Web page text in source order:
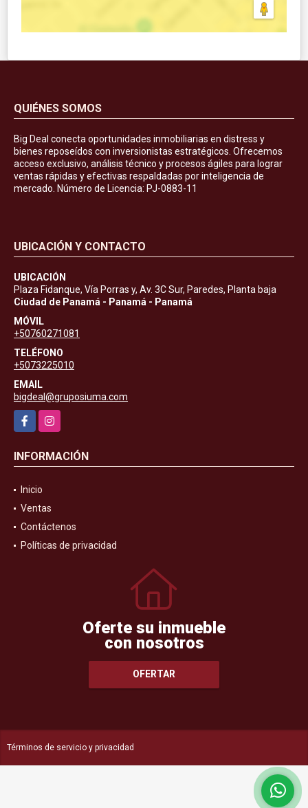
QUIÉNES SOMOS
Big Deal conecta oportunidades inmobiliarias en distress y
bienes reposeídos con inversionistas estratégicos. Ofrecemos
acceso exclusivo, análisis técnico y procesos ágiles para lograr
ventas rápidas y efectivas respaldadas por inteligencia de
mercado. Número de Licencia: PJ-0883-11
UBICACIÓN Y CONTACTO
UBICACIÓN
Plaza Fidanque, Vía Porras y, Av. 3C Sur, Paredes, Planta baja
Ciudad de Panamá - Panamá - Panamá
MÓVIL
+50760271081
TELÉFONO
+5073225010
EMAIL
bigdeal@gruposiuma.com
FacebookInstagram
INFORMACIÓN
Inicio
Ventas
Contáctenos
Políticas de privacidad
Oferte su inmueble
con nosotros
OFERTAR
Términos de servicio y privacidad